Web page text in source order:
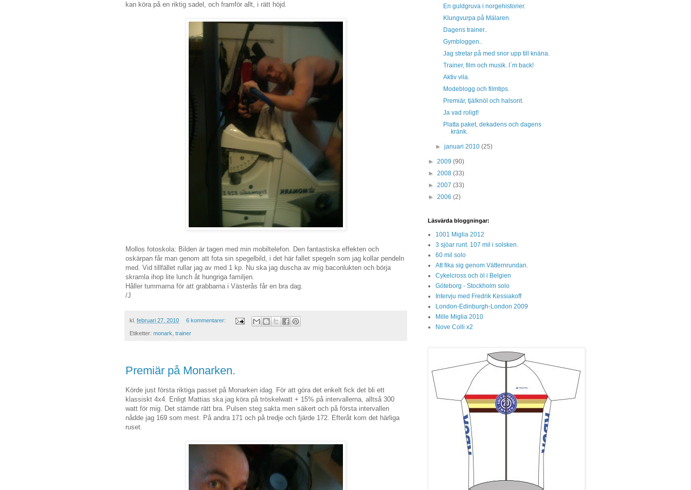
kan köra på en riktig sadel, och framför allt, i rätt höjd.
Mollos fotoskola: Bilden är tagen med min mobiltelefon. Den fantastiska effekten och
oskärpan får man genom att fota sin spegelbild, i det här fallet spegeln som jag kollar pendeln
med. Vid tillfället rullar jag av med 1 kp. Nu ska jag duscha av mig baconlukten och börja
skramla ihop lite lunch åt hungriga familjen.
Håller tummarna för att grabbarna i Västerås får en bra dag.
/J
kl. februari 27, 2010 6 kommentarer:
Etiketter: monark trainer
Premiär på Monarken.
Körde just första riktiga passet på Monarken idag. För att göra det enkelt fick det bli ett
klassiskt 4x4. Enligt Mattias ska jag köra på tröskelwatt + 15% på intervallerna, alltså 300
watt för mig. Det stämde rätt bra. Pulsen steg sakta men säkert och på första intervallen
nådde jag 169 som mest. På andra 171 och på tredje och fjärde 172. Efteråt kom det härliga
ruset.
En guldgruva i norgehistorier.
Klungvurpa på Mälaren.
Dagens trainer..
Gymbloggen..
Jag stretar på med snor upp till knäna.
Trainer, film och musik. I´m back!
Aktiv vila.
Modeblogg och filmtips.
Premiär, tjälknöl och halsont.
Ja vad roligt!
Platta paket, dekadens och dagens
kränk.
►januari 2010(25)
► 2009 (90)
► 2008 (33)
► 2007 (33)
► 2006 (2)
Läsvärda bloggningar:
1001 Miglia 2012
3 sjöar runt. 107 mil i solsken.
60 mil solo
Att fika sig genom Vätternrundan.
Cykelcross och öl i Belgien
Göteborg - Stockholm solo
Intervju med Fredrik Kessiakoff
London-Edinburgh-London 2009
Mille Miglia 2010
Nove Colli x2